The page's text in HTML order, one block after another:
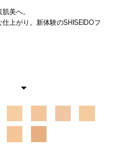
美へ。
上がり。新体験のSHISEIDOフ